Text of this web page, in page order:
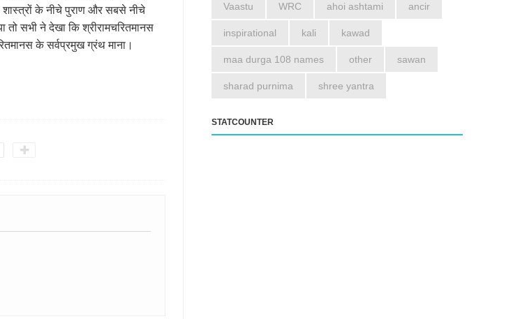
के नीचे पुराण और सबसे नीचे
तो सभी ने देखा कि श्रीरामचरितमानस
के सर्वप्रमुख ग्रंथ माना।
Vaastu WRC ahoi ashtami ancir
inspirational kali kawad
maa durga 108 names other sawan
sharad purnima shree yantra
STATCOUNTER